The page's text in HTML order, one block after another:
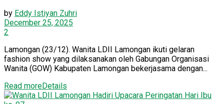
by Eddy Istiyan Zuhri
December 25, 2025
2
Lamongan (23/12). Wanita LDII Lamongan ikuti gelaran
fashion show yang dilaksanakan oleh Gabungan Organisasi
Wanita (GOW) Kabupaten Lamongan bekerjasama dengan...
Read moreDetails